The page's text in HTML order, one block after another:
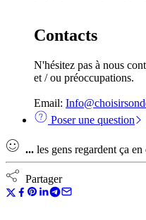
Contacts
N'hésitez pas à nous
et / ou préoccupations.
Email:
Poser une question
... les gens regardent ça
Partager